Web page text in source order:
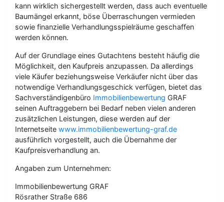
kann wirklich sichergestellt werden, dass auch eventuelle
Baumängel erkannt, böse Überraschungen vermieden
sowie finanzielle Verhandlungsspielräume geschaffen
werden können.
Auf der Grundlage eines Gutachtens besteht häufig die
Möglichkeit, den Kaufpreis anzupassen. Da allerdings
viele Käufer beziehungsweise Verkäufer nicht über das
notwendige Verhandlungsgeschick verfügen, bietet das
Sachverständigenbüro Immobilienbewertung GRAF
seinen Auftraggebern bei Bedarf neben vielen anderen
zusätzlichen Leistungen, diese werden auf der
Internetseite www.immobilienbewertung-graf.de
ausführlich vorgestellt, auch die Übernahme der
Kaufpreisverhandlung an.
Angaben zum Unternehmen:
Immobilienbewertung GRAF
Rösrather Straße 686